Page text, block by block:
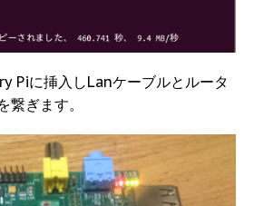
Piに挿入しLanケーブルとルータ
繋ぎます。